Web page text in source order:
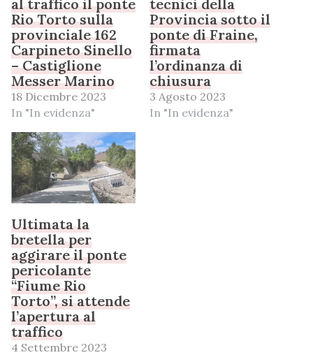
al traffico il ponte
Rio Torto sulla
provinciale 162
Carpineto Sinello
– Castiglione
Messer Marino
18 Dicembre 2023
In "In evidenza"
tecnici della
Provincia sotto il
ponte di Fraine,
firmata
l’ordinanza di
chiusura
3 Agosto 2023
In "In evidenza"
Ultimata la
bretella per
aggirare il ponte
pericolante
“Fiume Rio
Torto”, si attende
l’apertura al
traffico
4 Settembre 2023